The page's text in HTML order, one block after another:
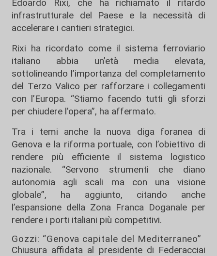
Edoardo Rixi, che ha richiamato il ritardo
infrastrutturale del Paese e la necessità di
accelerare i cantieri strategici.
Rixi ha ricordato come il sistema ferroviario
italiano abbia un’età media elevata,
sottolineando l’importanza del completamento
del Terzo Valico per rafforzare i collegamenti
con l’Europa. “Stiamo facendo tutti gli sforzi
per chiudere l’opera”, ha affermato.
Tra i temi anche la nuova diga foranea di
Genova e la riforma portuale, con l’obiettivo di
rendere più efficiente il sistema logistico
nazionale. “Servono strumenti che diano
autonomia agli scali ma con una visione
globale”, ha aggiunto, citando anche
l’espansione della Zona Franca Doganale per
rendere i porti italiani più competitivi.
Gozzi: “Genova capitale del Mediterraneo”
Chiusura affidata al presidente di Federacciai